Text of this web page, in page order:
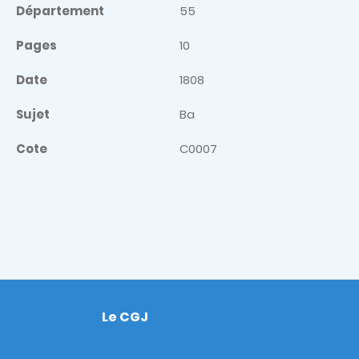
Département 55
Pages 10
Date 1808
Sujet Ba
Cote C0007
Footer
Le CGJ